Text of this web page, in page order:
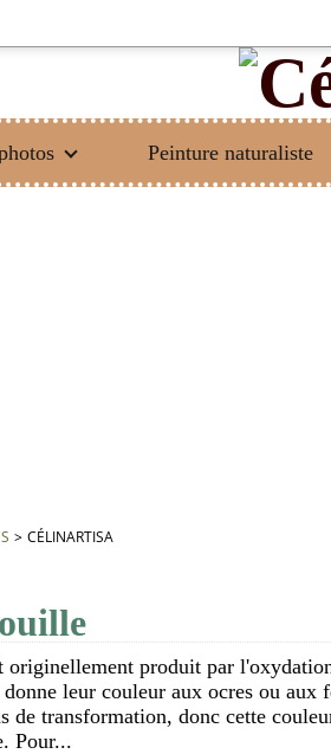
Peinture naturaliste
> CÉLINARTISA
originellement produit par
leur couleur aux ocres ou aux
de transformation, donc cette
Pour...